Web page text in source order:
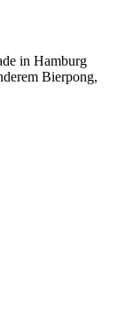
in Hamburg
Bierpong,